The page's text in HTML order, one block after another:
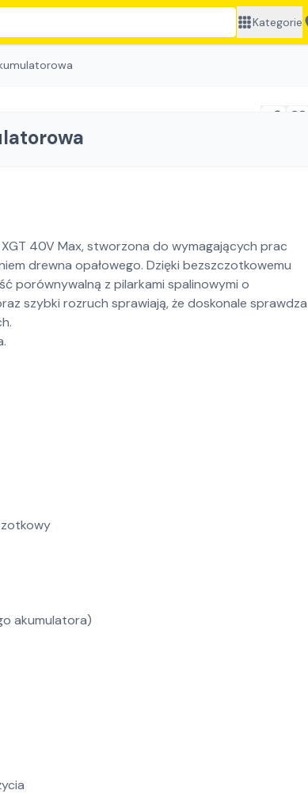
Kategorie
40V Max, stworzona do wymagających prac
drewna opałowego. Dzięki bezszczotkowemu
porównywalną z pilarkami spalinowymi o
szybki rozruch sprawiają, że doskonale sprawdza
akumulatora)